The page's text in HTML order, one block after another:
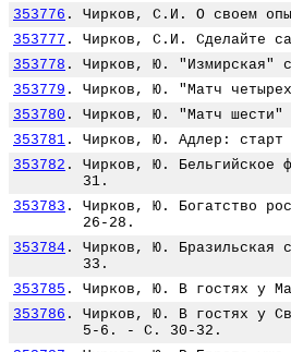
353776 . Чирков, С.И. О своем
353777 . Чирков, С.И. Сделайте
353778 . Чирков, Ю. "Измирская"
353779 . Чирков, Ю. "Матч
353780 . Чирков, Ю. "Матч
353781 . Чирков, Ю. Адлер:
353782 .
Чирков, Ю.
31.
353783 .
Чирков, Ю. Богатство
26-28.
353784 .
Чирков, Ю.
33.
353785 . Чирков, Ю. В гостях у
353786 .
Чирков, Ю. В гостях у
5-6. - С. 30-32.